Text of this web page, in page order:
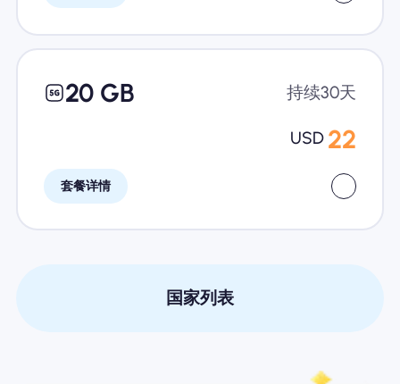
20 GB 持续30天
USD 22
套餐详情
国家列表